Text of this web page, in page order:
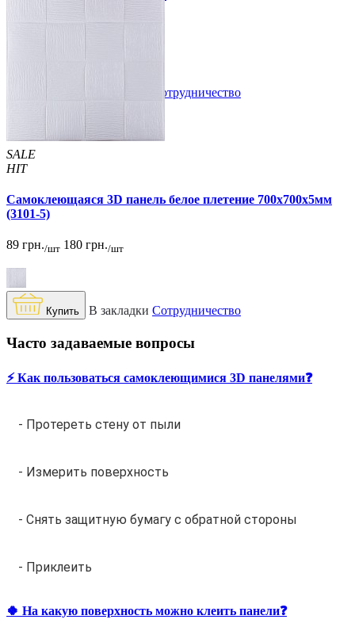
160 грн.
Сотрудничество
SALE
HIT
Самоклеющаяся 3D панель белое плетение 700x700x5мм
(3101-5)
89 грн./шт 180 грн./шт
Купить В закладки Сотрудничество
Часто задаваемые вопросы
⚡️ Как пользоваться самоклеющимися 3D панелями❓
- Протереть стену от пыли
- Измерить поверхность
- Снять защитную бумагу с обратной стороны
- Приклеить
🍀 На какую поверхность можно клеить панели❓